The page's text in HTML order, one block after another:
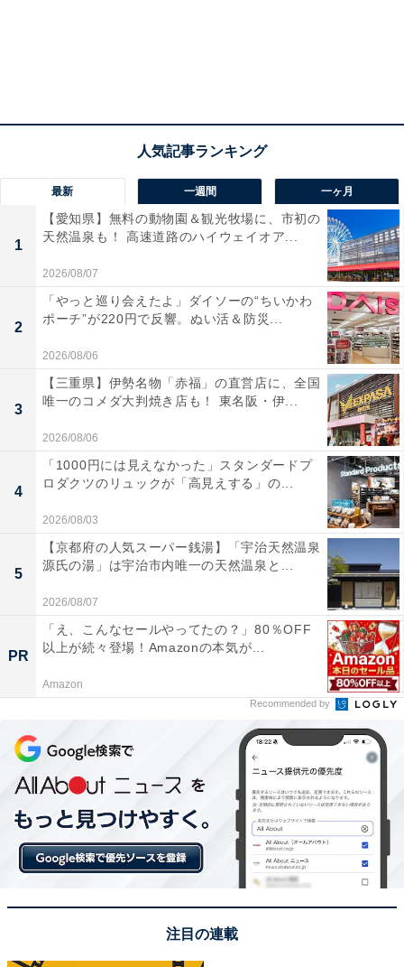
最新 一週間 一ヶ月
1
【愛知県】無料の動物園＆観光牧場に、市初の
天然温泉も！ 高速道路のハイウェイオア...
2026/08/07
2
「やっと巡り会えたよ」ダイソーの“ちいかわ
ポーチ”が220円で反響。ぬい活＆防災...
2026/08/06
3
【三重県】伊勢名物「赤福」の直営店に、全国
唯一のコメダ大判焼き店も！ 東名阪・伊...
2026/08/06
4
「1000円には見えなかった」スタンダードプ
ロダクツのリュックが「高見えする」の...
2026/08/03
5
【京都府の人気スーパー銭湯】「宇治天然温泉
源氏の湯」は宇治市内唯一の天然温泉と...
2026/08/07
PR
「え、こんなセールやってたの？」80％OFF
以上が続々登場！Amazonの本気が...
Amazon
Recommended by
注目の連載